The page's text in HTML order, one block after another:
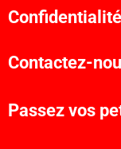
Confidentialité
Contactez-
Passez vos